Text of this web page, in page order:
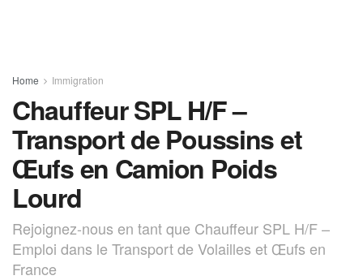
Home Immigration
Chauffeur SPL H/F –
Transport de Poussins et
Œufs en Camion Poids
Lourd
Rejoignez-nous en tant que Chauffeur SPL H/F –
Emploi dans le Transport de Volailles et Œufs en
France